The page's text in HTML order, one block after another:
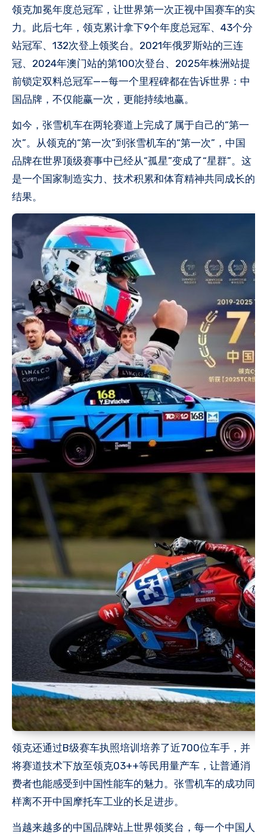
领克加冕年度总冠军，让世界第一次正视中国赛车的实
力。此后七年，领克累计拿下9个年度总冠军、43个分
站冠军、132次登上领奖台。2021年俄罗斯站的三连
冠、2024年澳门站的第100次登台、2025年株洲站提
前锁定双料总冠军——每一个里程碑都在告诉世界：中
国品牌，不仅能赢一次，更能持续地赢。
如今，张雪机车在两轮赛道上完成了属于自己的“第一
次”。从领克的“第一次”到张雪机车的“第一次”，中国
品牌在世界顶级赛事中已经从“孤星”变成了“星群”。这
是一个国家制造实力、技术积累和体育精神共同成长的
结果。
领克还通过B级赛车执照培训培养了近700位车手，并
将赛道技术下放至领克03++等民用量产车，让普通消
费者也能感受到中国性能车的魅力。张雪机车的成功同
样离不开中国摩托车工业的长足进步。
当越来越多的中国品牌站上世界领奖台，每一个中国人